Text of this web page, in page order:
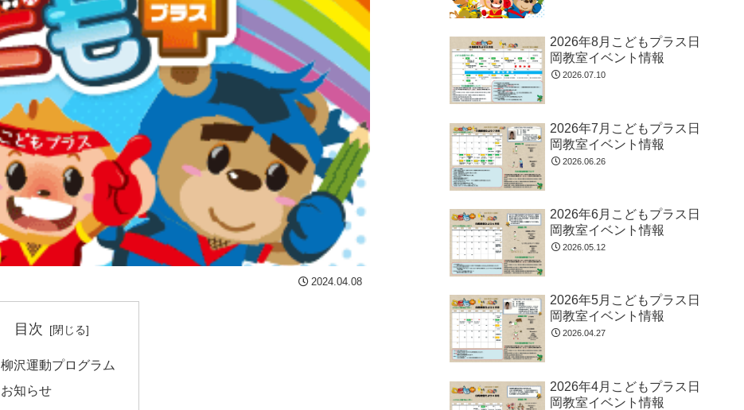
2024.04.08
目次
柳沢運動プログラム
お知らせ
2026年8月こどもプラス日
岡教室イベント情報
2026.07.10
2026年7月こどもプラス日
岡教室イベント情報
2026.06.26
2026年6月こどもプラス日
岡教室イベント情報
2026.05.12
2026年5月こどもプラス日
岡教室イベント情報
2026.04.27
2026年4月こどもプラス日
岡教室イベント情報